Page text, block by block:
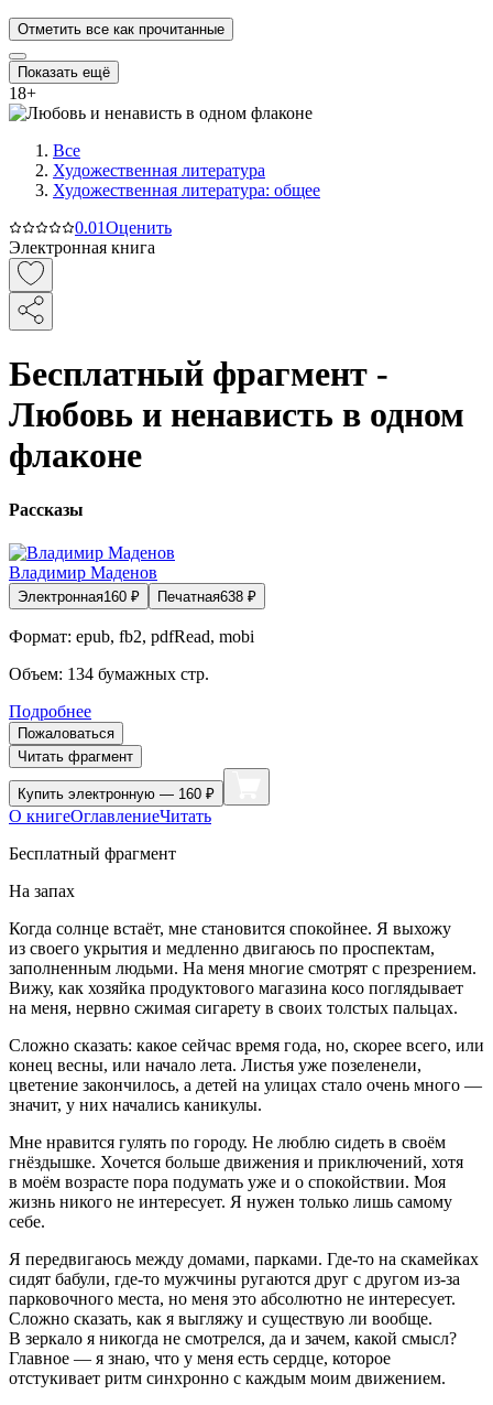
Отметить все как прочитанные
Показать ещё
18+
Все
Художественная литература
Художественная литература: общее
0.01Оценить
Электронная книга
Бесплатный фрагмент -
Любовь и ненависть в одном
флаконе
Рассказы
Владимир Маденов
Электронная160 ₽ Печатная638 ₽
Формат: epub, fb2, pdfRead, mobi
Объем: 134 бумажных стр.
Подробнее
Пожаловаться
Читать фрагмент
Купить электронную — 160 ₽
О книгеОглавлениеЧитать
Бесплатный фрагмент
На запах
Когда солнце встаёт, мне становится спокойнее. Я выхожу
из своего укрытия и медленно двигаюсь по проспектам,
заполненным людьми. На меня многие смотрят с презрением.
Вижу, как хозяйка продуктового магазина косо поглядывает
на меня, нервно сжимая сигарету в своих толстых пальцах.
Сложно сказать: какое сейчас время года, но, скорее всего, или
конец весны, или начало лета. Листья уже позеленели,
цветение закончилось, а детей на улицах стало очень много —
значит, у них начались каникулы.
Мне нравится гулять по городу. Не люблю сидеть в своём
гнёздышке. Хочется больше движения и приключений, хотя
в моём возрасте пора подумать уже и о спокойствии. Моя
жизнь никого не интересует. Я нужен только лишь самому
себе.
Я передвигаюсь между домами, парками. Где-то на скамейках
сидят бабули, где-то мужчины ругаются друг с другом из-за
парковочного места, но меня это абсолютно не интересует.
Сложно сказать, как я выгляжу и существую ли вообще.
В зеркало я никогда не смотрелся, да и зачем, какой смысл?
Главное — я знаю, что у меня есть сердце, которое
отстукивает ритм синхронно с каждым моим движением.